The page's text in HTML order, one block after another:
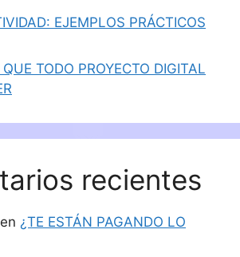
EJEMPLOS PRÁCTICOS
TODO PROYECTO DIGITAL
recientes
en ¿TE ESTÁN PAGANDO LO